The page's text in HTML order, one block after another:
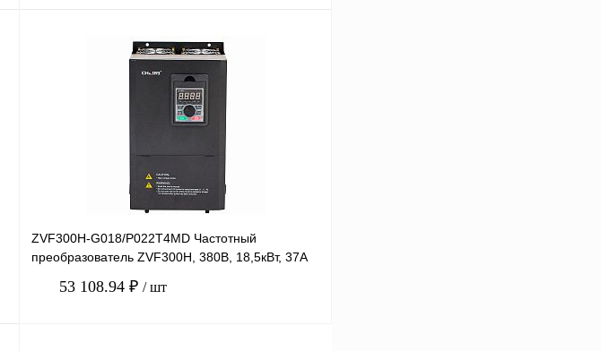
В корзину
Сравнение
Под заказ
ZVF300H-G018/P022T4MD Частотный
преобразователь ZVF300H, 380В, 18,5кВт, 37А
53 108.94 ₽ / шт